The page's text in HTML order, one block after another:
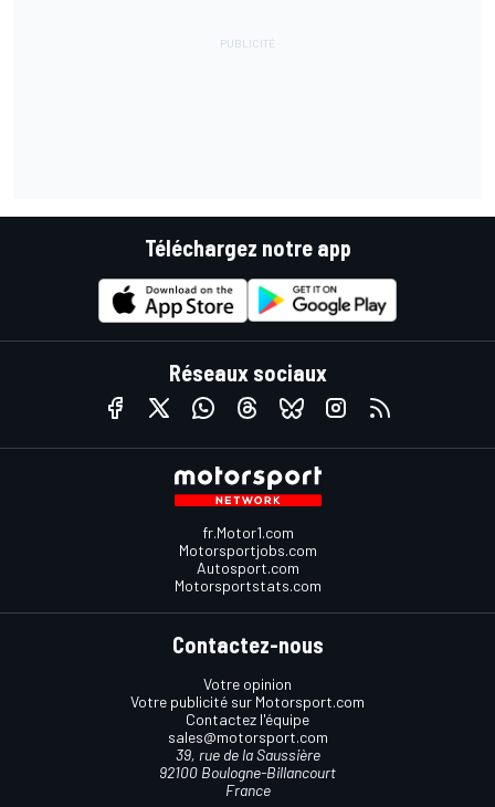
Téléchargez notre app
Réseaux sociaux
fr.Motor1.com
Motorsportjobs.com
Autosport.com
Motorsportstats.com
Contactez-nous
Votre opinion
Votre publicité sur Motorsport.com
Contactez l'équipe
sales@motorsport.com
39, rue de la Saussière
92100 Boulogne-Billancourt
France